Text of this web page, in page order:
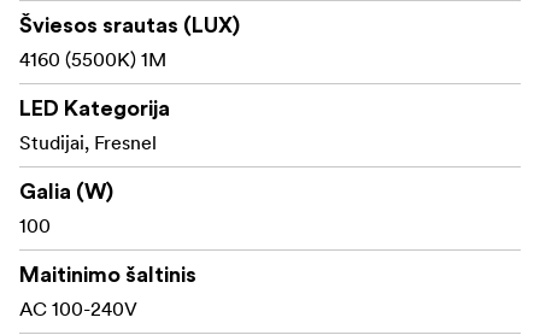
greitą apšvietimo reguliavimą, todėl jie yra idealus
pasirinkimas bet kokiai apšvietimo sistemai.
Kas yra dėžutėje:
Zhiyun B100 Light x1
Standartinis "Bowens" tvirtinimo reflektorius x1
Trumpasis pradžios vadovas x1
Šviesos srautas (LUX)
4160 (5500K) 1M
LED Kategorija
Studijai, Fresnel
Galia (W)
100
Maitinimo šaltinis
AC 100-240V